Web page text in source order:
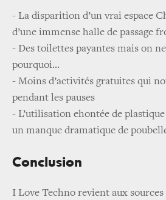
- La disparition d’un vrai espace
d’une immense halle de passage
- Des toilettes payantes mais on
pourquoi...
- Moins d’activités gratuites qui
pendant les pauses
- L’utilisation ehontée de
un manque dramatique de
Conclusion
I Love Techno revient aux sources